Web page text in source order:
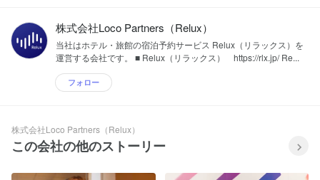
株式会社Loco Partners（Relux）
当社はホテル・旅館の宿泊予約サービス Relux（リラックス）を
運営する会社です。 ■ Relux（リラックス） https://rlx.jp/ Re...
フォロー
株式会社Loco Partners（Relux）
この会社の他のストーリー